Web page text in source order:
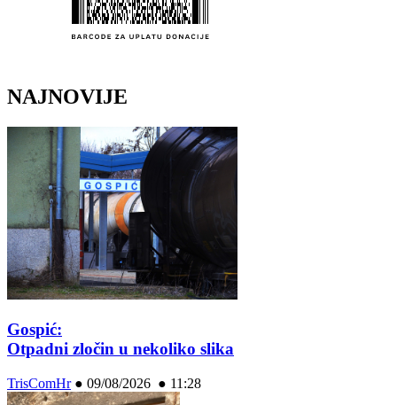
NAJNOVIJE
Gospić:
Otpadni zločin u nekoliko slika
TrisComHr● 09/08/2026 ● 11:28